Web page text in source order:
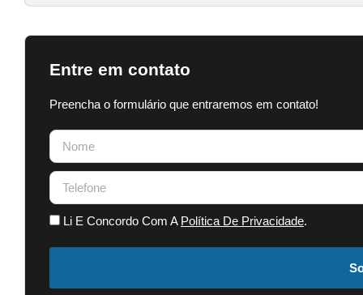
Entre em contato
Preencha o formulário que entraremos em contato!
Li E Concordo Com A Política De Privacidade.